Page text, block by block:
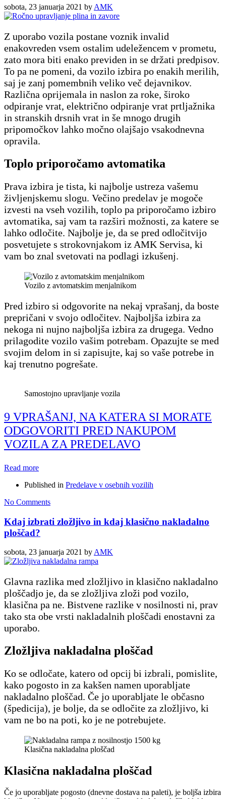
sobota, 23 januarja 2021 by AMK
Z uporabo vozila postane voznik invalid
enakovreden vsem ostalim udeležencem v prometu,
zato mora biti enako previden in se držati predpisov.
To pa ne pomeni, da vozilo izbira po enakih merilih,
saj je zanj pomembnih veliko več dejavnikov.
Različna oprijemala in naslon za roke, široko
odpiranje vrat, električno odpiranje vrat prtljažnika
in stranskih drsnih vrat in še mnogo drugih
pripomočkov lahko močno olajšajo vsakodnevna
opravila.
Toplo priporočamo avtomatika
Prava izbira je tista, ki najbolje ustreza vašemu
življenjskemu slogu. Večino predelav je mogoče
izvesti na vseh vozilih, toplo pa priporočamo izbiro
avtomatika, saj vam ta razširi možnosti, za katere se
lahko odločite. Najbolje je, da se pred odločitvijo
posvetujete s strokovnjakom iz AMK Servisa, ki
vam bo znal svetovati na podlagi izkušenj.
Vozilo z avtomatskim menjalnikom
Pred izbiro si odgovorite na nekaj vprašanj, da boste
prepričani v svojo odločitev. Najboljša izbira za
nekoga ni nujno najboljša izbira za drugega. Vedno
prilagodite vozilo vašim potrebam. Opazujte se med
svojim delom in si zapisujte, kaj so vaše potrebe in
kaj trenutno pogrešate.
Samostojno upravljanje vozila
9 VPRAŠANJ, NA KATERA SI MORATE
ODGOVORITI PRED NAKUPOM
VOZILA ZA PREDELAVO
Read more
Published in Predelave v osebnih vozilih
No Comments
Kdaj izbrati zložljivo in kdaj klasično nakladalno
ploščad?
sobota, 23 januarja 2021 byAMK
Glavna razlika med zložljivo in klasično nakladalno
ploščadjo je, da se zložljiva zloži pod vozilo,
klasična pa ne. Bistvene razlike v nosilnosti ni, prav
tako sta obe vrsti nakladalnih ploščadi enostavni za
uporabo.
Zložljiva nakladalna ploščad
Ko se odločate, katero od opcij bi izbrali, pomislite,
kako pogosto in za kakšen namen uporabljate
nakladalno ploščad. Če jo uporabljate le občasno
(špedicija), je bolje, da se odločite za zložljivo, ki
vam ne bo na poti, ko je ne potrebujete.
Klasična nakladalna ploščad
Klasična nakladalna ploščad
Če jo uporabljate pogosto (dnevne dostava na paleti), je boljša izbira